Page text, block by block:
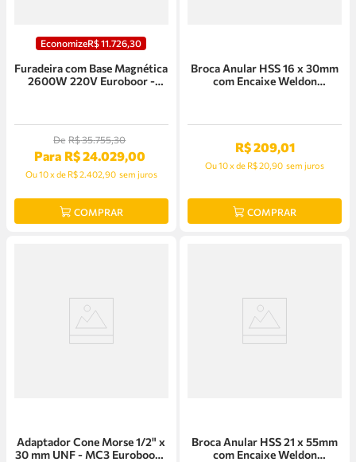
EconomizeR$11 .726 ,30
Furadeira com Base Magnética
2600W 220V Euroboor -
De R$35.755,30
Para R$24.029,00
Ou10xde R$ 2.402,90 sem juros
COMPRAR
Broca Anular HSS 16 x 30mm
com Encaixe Weldon
R$209,01
Ou10xde R$ 20,90 sem juros
COMPRAR
Adaptador Cone Morse 1/2" x
30 mm UNF - MC3 Euroboor -
Broca Anular HSS 21 x 55mm
com Encaixe Weldon